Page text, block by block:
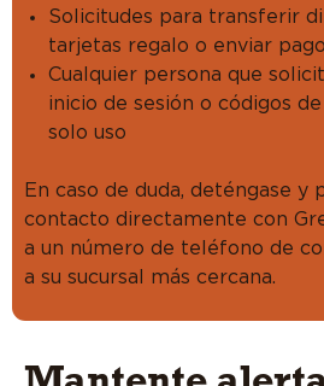
Solicitudes para transferir
tarjetas regalo o enviar
Cualquier persona que
inicio de sesión o códigos
solo uso
En caso de duda, deténgase y
contacto directamente con
a un número de teléfono de
a su sucursal más cercana.